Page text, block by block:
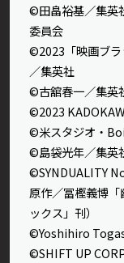
©田畠裕基／集英
委員会
©2023「映画ブ
／集英社
©古舘春一／集英
©2023
©米スタジオ・
©島袋光年／集英
©SYNDUALITY
原作／冨樫義博
ックス」刊）
©Yoshihiro
©SHIFT UP